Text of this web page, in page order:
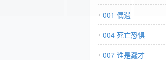
001 偶遇
004 死亡恐惧
007 谁是蠢才